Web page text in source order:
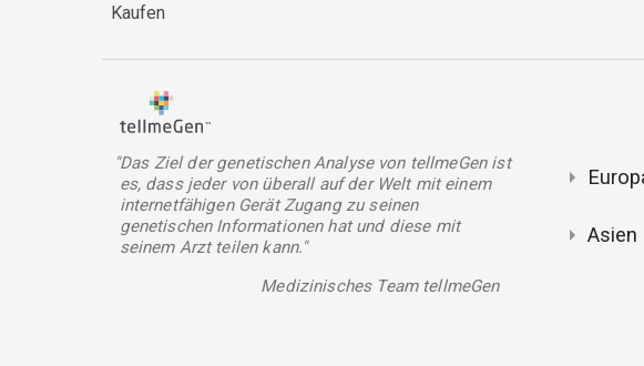
Kaufen
"Das Ziel der genetischen Analyse von tellmeGen ist
es, dass jeder von überall auf der Welt mit einem
internetfähigen Gerät Zugang zu seinen
genetischen Informationen hat und diese mit
seinem Arzt teilen kann."
Medizinisches Team tellmeGen
Asien